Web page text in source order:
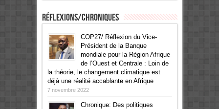
Réflexions/Chroniques
COP27/ Réflexion du Vice-
Président de la Banque
mondiale pour la Région Afrique
de l’Ouest et Centrale : Loin de
la théorie, le changement climatique est
déjà une réalité accablante en Afrique
7 novembre 2022
Chronique: Des politiques